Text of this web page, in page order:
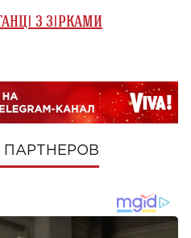
З ЗІРКАМИ
ПАРТНЕРОВ